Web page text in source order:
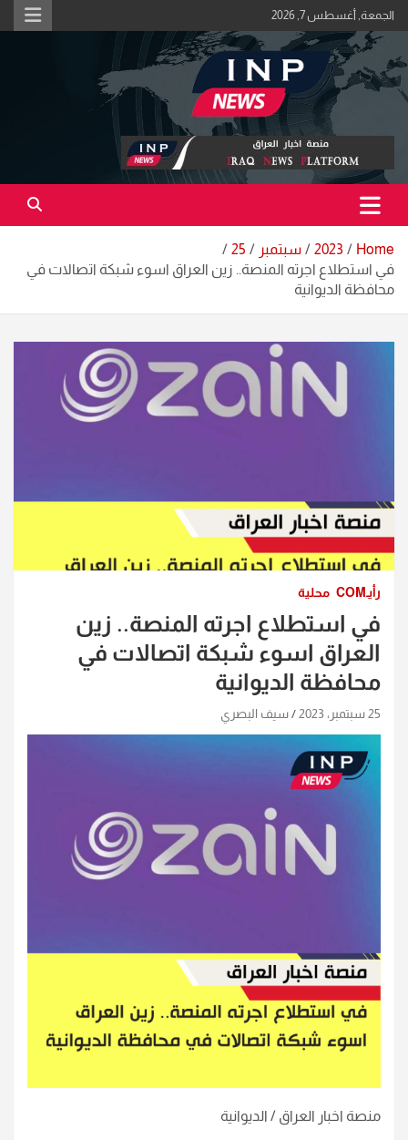
Skip
to
content
الجمعة, أغسطس 7, 2026
منصة اخبار العراق
اكبر منصة خبرية في العراق | #الحقيقة_اولاً
Home
2023 سبتمبر
25
في استطلاع اجرته المنصة.. زين العراق اسوء شبكة اتصالات في
محافظة الديوانية
رأيـCOM محلية
في استطلاع اجرته المنصة.. زين
العراق اسوء شبكة اتصالات في
محافظة الديوانية
25 سبتمبر، 2023 سيف البصري
منصة اخبار العراق / الديوانية